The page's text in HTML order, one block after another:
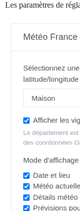
Les paramètres de